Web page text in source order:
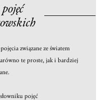
związane ze światem
te proste, jak i bardziej
pojęć